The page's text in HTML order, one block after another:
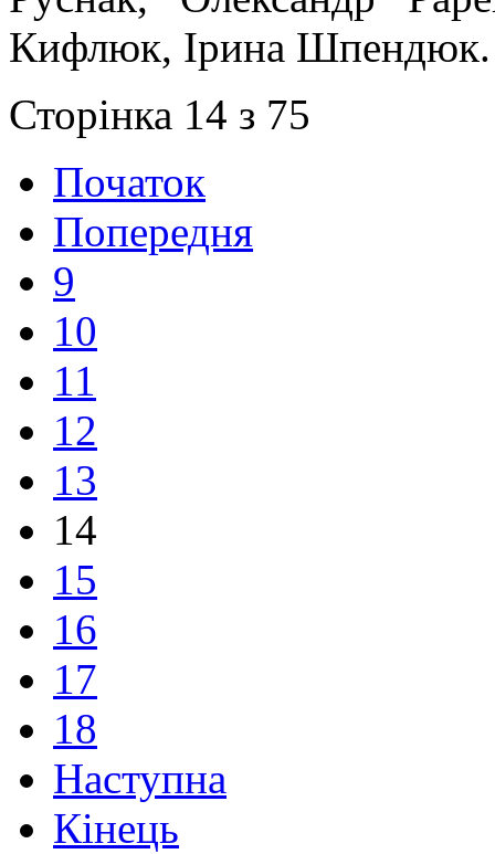
Кифлюк, Ірина Шпендюк.
Сторінка 14 з 75
Початок
Попередня
9
10
11
12
13
14
15
16
17
18
Наступна
Кінець